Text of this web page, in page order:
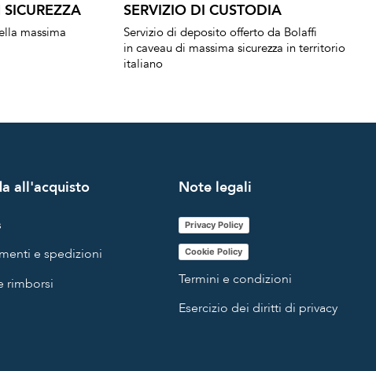
massima
SERVIZIO DI CUSTODIA
Servizio di deposito offerto da Bolaffi
in caveau di massima sicurezza in territorio
italiano
all'acquisto
e spedizioni
rimborsi
Note legali
Privacy Policy
Cookie Policy
Termini e condizioni
Esercizio dei diritti di privacy